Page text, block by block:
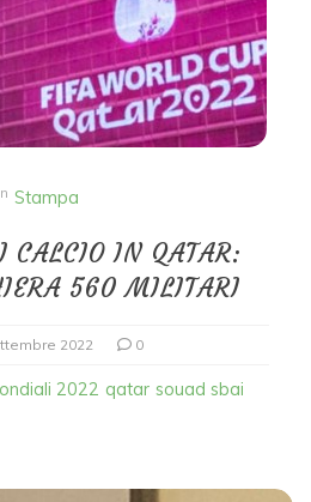
Stampa
IN QATAR:
560 MILITARI
2022 0
2022 qatar souad sbai